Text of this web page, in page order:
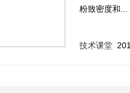
粉致密度和...
技术课堂